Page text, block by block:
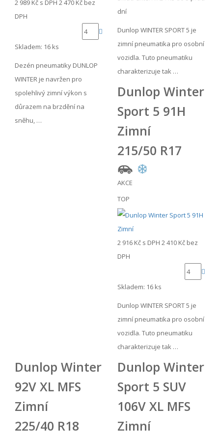
2 989 Kč s DPH 2 470 Kč bez
DPH
Skladem: 16 ks
Dezén pneumatiky DUNLOP
WINTER je navržen pro
spolehlivý zimní výkon s
důrazem na brzdění na
sněhu, …
dní
Dunlop WINTER SPORT 5 je
zimní pneumatika pro osobní
vozidla. Tuto pneumatiku
charakterizuje tak …
Dunlop Winter
Sport 5 91H
Zimní
215/50 R17
AKCE
TOP
2 916 Kč s DPH 2 410 Kč bez
DPH
Skladem: 16 ks
Dunlop WINTER SPORT 5 je
zimní pneumatika pro osobní
vozidla. Tuto pneumatiku
charakterizuje tak …
Dunlop Winter
92V XL MFS
Zimní
225/40 R18
Dunlop Winter
Sport 5 SUV
106V XL MFS
Zimní